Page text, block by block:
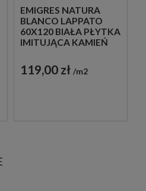
EMIGRES NATURA
BLANCO LAPPATO
60X120 BIAŁA PŁYTKA
IMITUJĄCA KAMIEŃ
119,00 zł m2